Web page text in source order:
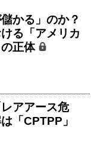
かる」のか？
る「アメリカ
正体
アアース危
「CPTPP」